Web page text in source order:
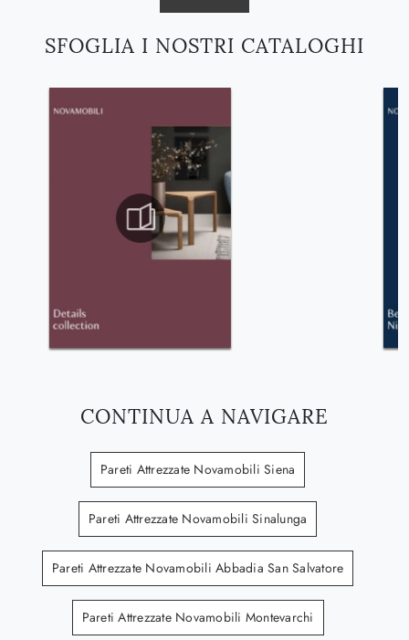
SFOGLIA I NOSTRI CATALOGHI
CONTINUA A NAVIGARE
Pareti Attrezzate Novamobili Siena
Pareti Attrezzate Novamobili Sinalunga
Pareti Attrezzate Novamobili Abbadia San Salvatore
Pareti Attrezzate Novamobili Montevarchi